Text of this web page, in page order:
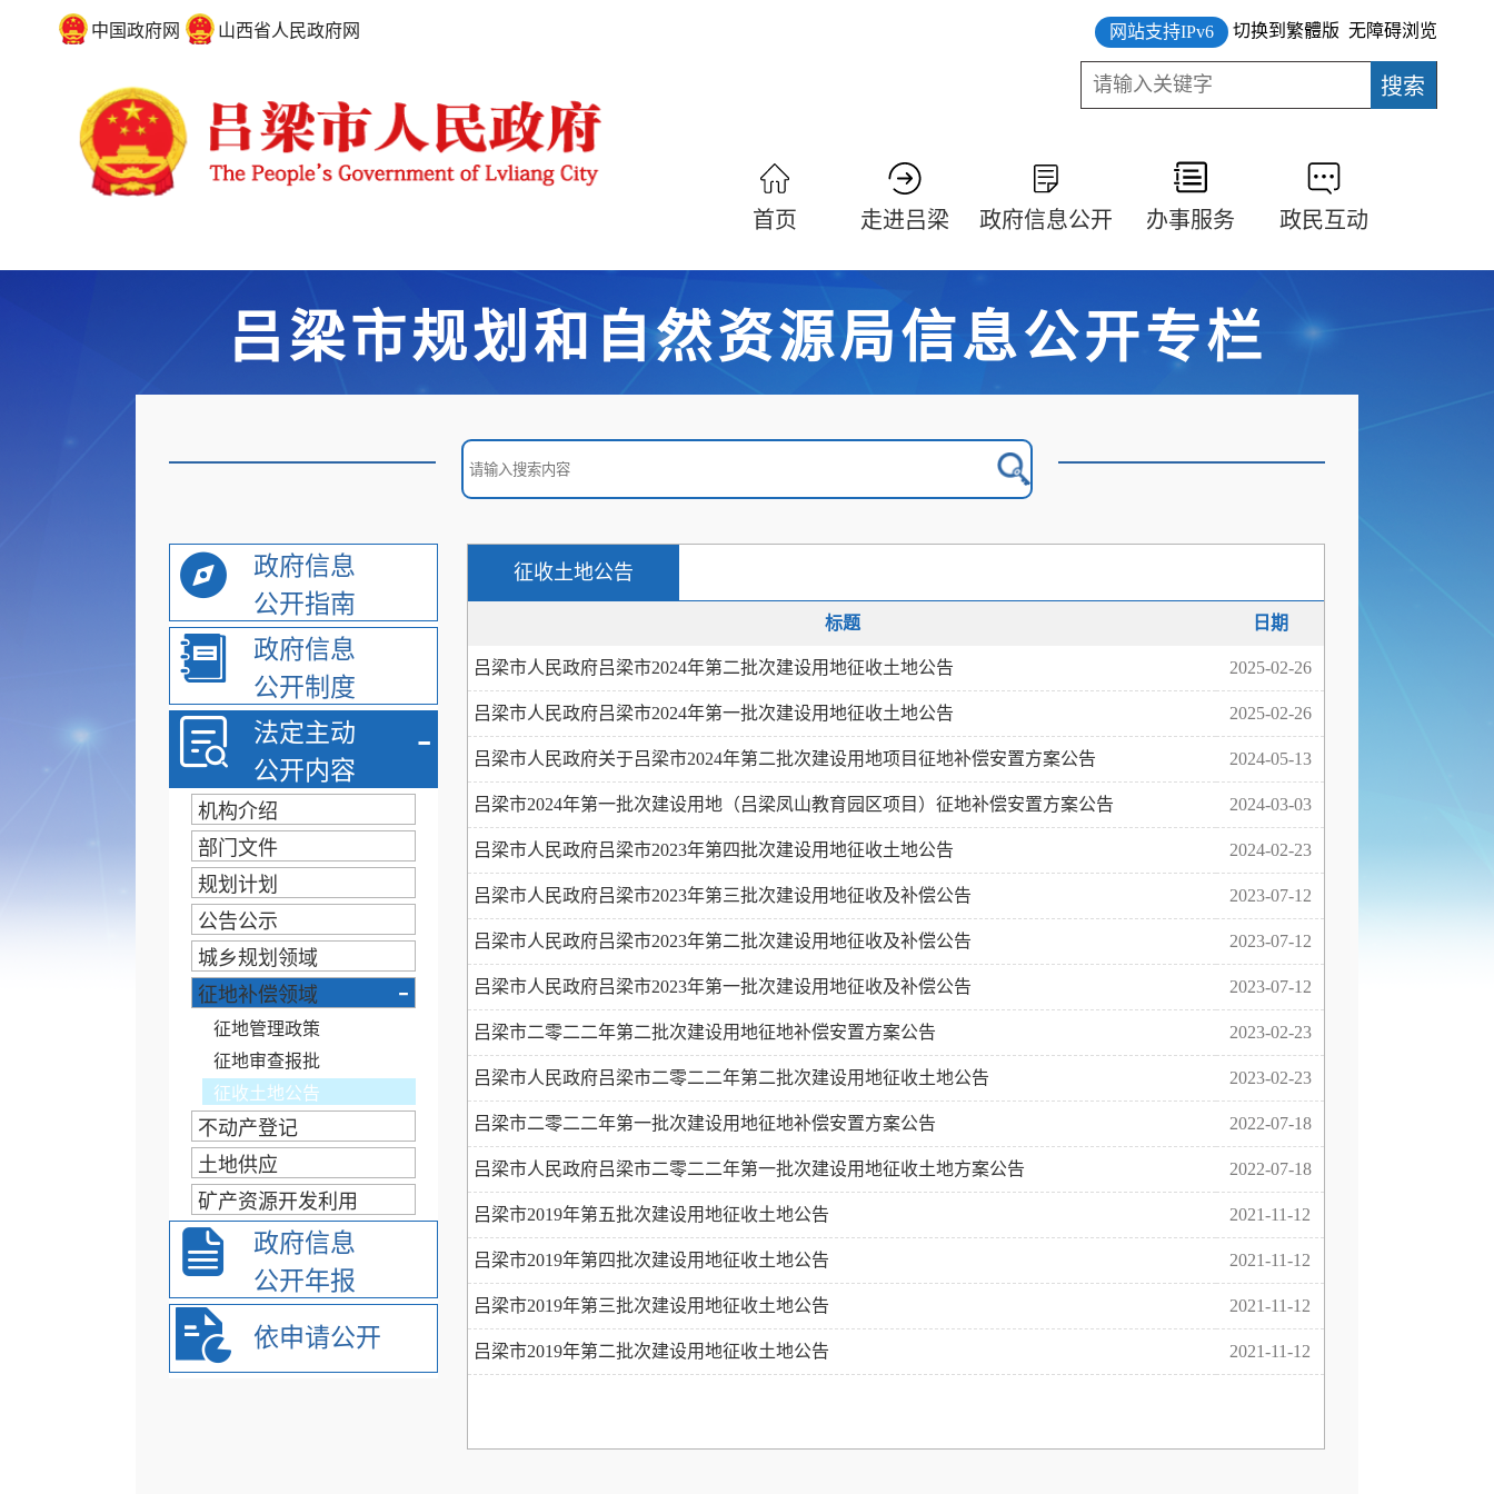
中国政府网 山西省人民政府网 网站支持IPv6 切换到繁體版 无障碍浏览
首页 走进吕梁 政府信息公开 办事服务 政民互动
吕梁市规划和自然资源局信息公开专栏
政府信息
公开指南
政府信息
公开制度
法定主动
公开内容
-
机构介绍
部门文件
规划计划
公告公示
城乡规划领域
征地补偿领域
-
征地管理政策
征地审查报批
征收土地公告
不动产登记
土地供应
矿产资源开发利用
政府信息
公开年报
依申请公开
征收土地公告
标题 日期
吕梁市人民政府吕梁市2024年第二批次建设用地征收土地公告 2025-02-26
吕梁市人民政府吕梁市2024年第一批次建设用地征收土地公告 2025-02-26
吕梁市人民政府关于吕梁市2024年第二批次建设用地项目征地补偿安置方案公告 2024-05-13
吕梁市2024年第一批次建设用地（吕梁凤山教育园区项目）征地补偿安置方案公告 2024-03-03
吕梁市人民政府吕梁市2023年第四批次建设用地征收土地公告 2024-02-23
吕梁市人民政府吕梁市2023年第三批次建设用地征收及补偿公告 2023-07-12
吕梁市人民政府吕梁市2023年第二批次建设用地征收及补偿公告 2023-07-12
吕梁市人民政府吕梁市2023年第一批次建设用地征收及补偿公告 2023-07-12
吕梁市二零二二年第二批次建设用地征地补偿安置方案公告 2023-02-23
吕梁市人民政府吕梁市二零二二年第二批次建设用地征收土地公告 2023-02-23
吕梁市二零二二年第一批次建设用地征地补偿安置方案公告 2022-07-18
吕梁市人民政府吕梁市二零二二年第一批次建设用地征收土地方案公告 2022-07-18
吕梁市2019年第五批次建设用地征收土地公告 2021-11-12
吕梁市2019年第四批次建设用地征收土地公告 2021-11-12
吕梁市2019年第三批次建设用地征收土地公告 2021-11-12
吕梁市2019年第二批次建设用地征收土地公告 2021-11-12